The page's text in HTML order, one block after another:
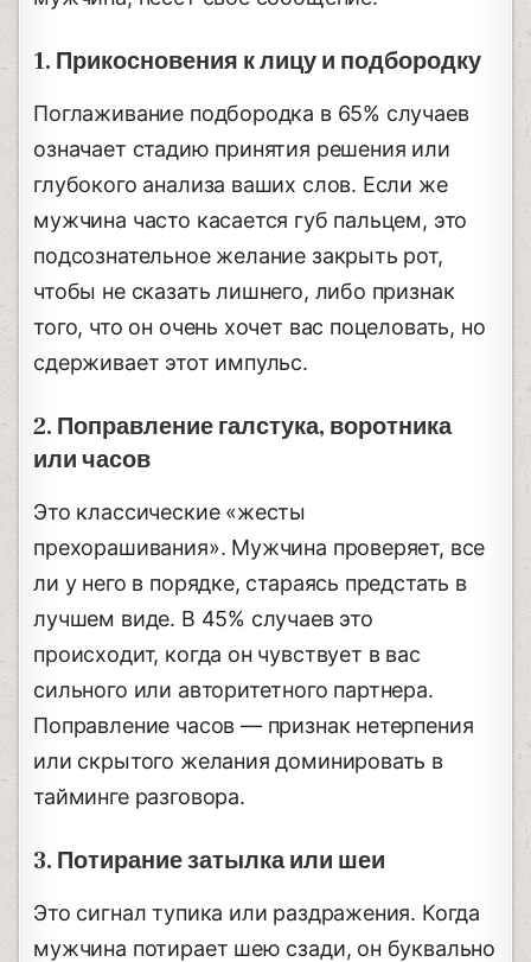
1. Прикосновения к лицу и подбородку
Поглаживание подбородка в 65% случаев
означает стадию принятия решения или
глубокого анализа ваших слов. Если же
мужчина часто касается губ пальцем, это
подсознательное желание закрыть рот,
чтобы не сказать лишнего, либо признак
того, что он очень хочет вас поцеловать, но
сдерживает этот импульс.
2. Поправление галстука, воротника
или часов
Это классические «жесты
прехорашивания». Мужчина проверяет, все
ли у него в порядке, стараясь предстать в
лучшем виде. В 45% случаев это
происходит, когда он чувствует в вас
сильного или авторитетного партнера.
Поправление часов — признак нетерпения
или скрытого желания доминировать в
тайминге разговора.
3. Потирание затылка или шеи
Это сигнал тупика или раздражения. Когда
мужчина потирает шею сзади, он буквально